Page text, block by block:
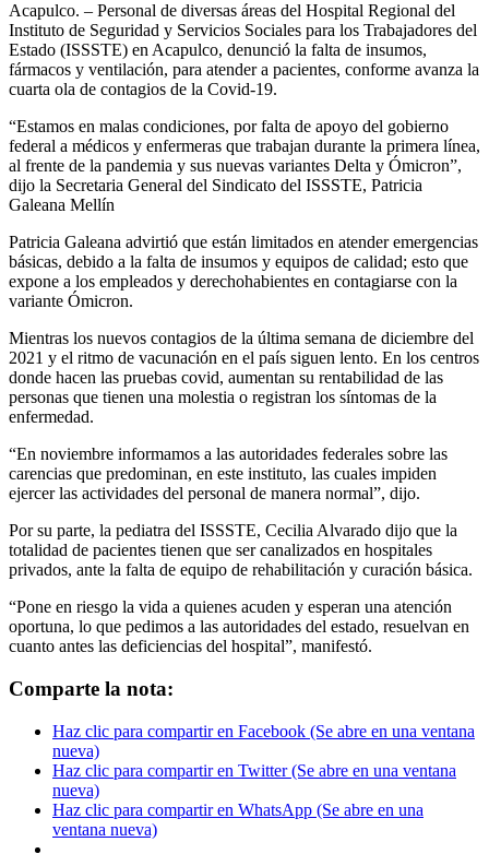
Acapulco. – Personal de diversas áreas del Hospital Regional del
Instituto de Seguridad y Servicios Sociales para los Trabajadores del
Estado (ISSSTE) en Acapulco, denunció la falta de insumos,
fármacos y ventilación, para atender a pacientes, conforme avanza la
cuarta ola de contagios de la Covid-19.
“Estamos en malas condiciones, por falta de apoyo del gobierno
federal a médicos y enfermeras que trabajan durante la primera línea,
al frente de la pandemia y sus nuevas variantes Delta y Ómicron”,
dijo la Secretaria General del Sindicato del ISSSTE, Patricia
Galeana Mellín
Patricia Galeana advirtió que están limitados en atender emergencias
básicas, debido a la falta de insumos y equipos de calidad; esto que
expone a los empleados y derechohabientes en contagiarse con la
variante Ómicron.
Mientras los nuevos contagios de la última semana de diciembre del
2021 y el ritmo de vacunación en el país siguen lento. En los centros
donde hacen las pruebas covid, aumentan su rentabilidad de las
personas que tienen una molestia o registran los síntomas de la
enfermedad.
“En noviembre informamos a las autoridades federales sobre las
carencias que predominan, en este instituto, las cuales impiden
ejercer las actividades del personal de manera normal”, dijo.
Por su parte, la pediatra del ISSSTE, Cecilia Alvarado dijo que la
totalidad de pacientes tienen que ser canalizados en hospitales
privados, ante la falta de equipo de rehabilitación y curación básica.
“Pone en riesgo la vida a quienes acuden y esperan una atención
oportuna, lo que pedimos a las autoridades del estado, resuelvan en
cuanto antes las deficiencias del hospital”, manifestó.
Comparte la nota:
Haz clic para compartir en Facebook (Se abre en una ventana
nueva)
Haz clic para compartir en Twitter (Se abre en una ventana
nueva)
Haz clic para compartir en WhatsApp (Se abre en una
ventana nueva)